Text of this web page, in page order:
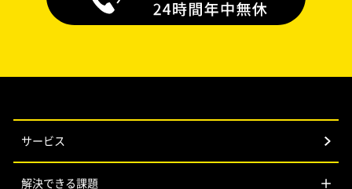
サービス
解決できる課題